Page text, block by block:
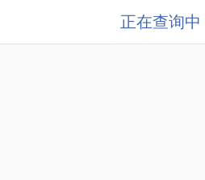
正在查询中